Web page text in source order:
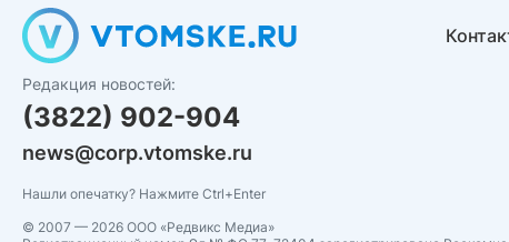
Редакция новостей:
(3822) 902-904
news@corp.vtomske.ru
Нашли опечатку? Нажмите Ctrl+Enter
© 2007 — 2026 ООО «Редвикс Медиа»